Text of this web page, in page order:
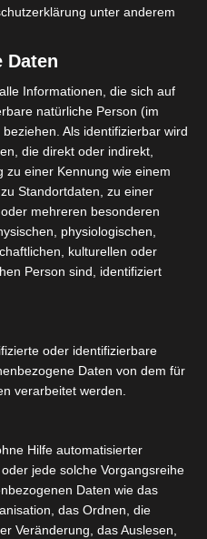
Tor
Y. Becha
90'
+1
Elfmetertor
A. Ghram
Sportif Sfaxien (CSS)
unter anderem
Daten
Informationen, die sich auf
natürliche Person (im
Als identifizierbar wird
die direkt oder indirekt,
zu einer Kennung wie einem
Standortdaten, zu einer
mehreren besonderen
physiologischen,
kulturellen oder
Person sind, identifiziert
oder identifizierbare
Daten von dem für
verarbeitet werden.
Hilfe automatisierter
jede solche Vorgangsreihe
Daten wie das
das Ordnen, die
Veränderung, das Auslesen,